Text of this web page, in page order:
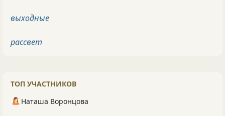
выходные
рассвет
ТОП УЧАСТНИКОВ
Наташа Воронцова